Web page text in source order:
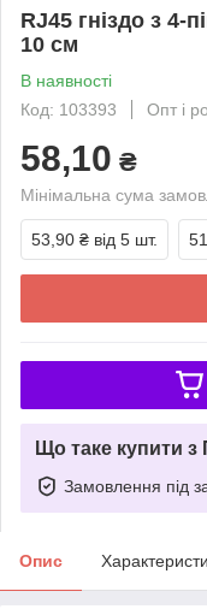
RJ45 гніздо з
10 см
В наявності
Код: 103393
Опт і
58,10 ₴
Мінімальна сума
53,90 ₴ від 5 шт.
Що таке купити
Замовлення під
Опис